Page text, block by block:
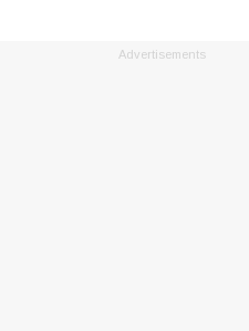
Advertisements